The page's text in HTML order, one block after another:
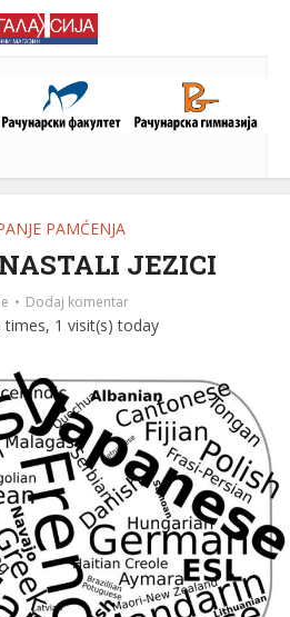
PAMĆENJA
JEZICI
Dodaj komentar
times, 1 visit(s) today